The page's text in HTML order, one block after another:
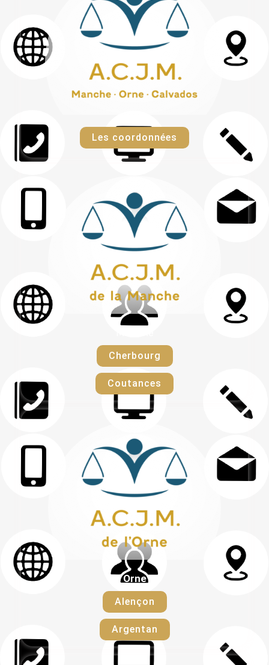
Les coordonnées
Cherbourg
Coutances
Orne
Alençon
Argentan